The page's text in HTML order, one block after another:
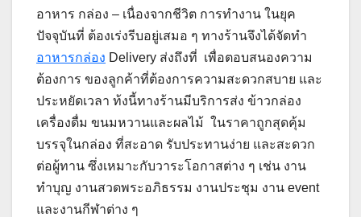
อาหาร กล่อง – เนื่องจากชีวิต การทำงาน ในยุค
ปัจจุบันที่ ต้องเร่งรีบอยู่เสมอ ๆ ทางร้านจึงได้จัดทำ
อาหารกล่อง Delivery ส่งถึงที่ เพื่อตอบสนองความ
ต้องการ ของลูกค้าที่ต้องการความสะดวกสบาย และ
ประหยัดเวลา ท้งนี้ทางร้านมีบริการส่ง ข้าวกล่อง
เครื่องดื่ม ขนมหวานและผลไม้ ในราคาถูกสุดคุ้ม
บรรจุในกล่อง ที่สะอาด รับประทานง่าย และสะดวก
ต่อผู้ทาน ซึ่งเหมาะกับวาระโอกาสต่าง ๆ เช่น งาน
ทำบุญ งานสวดพระอภิธรรม งานประชุม งาน event
และงานกีฬาต่าง ๆ